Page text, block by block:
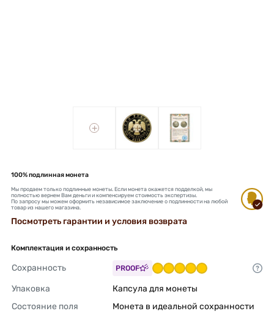
+ +
100% подлинная монета
Мы продаем только подлинные монеты. Если монета окажется подделкой, мы
полностью вернем Вам деньги и компенсируем стоимость экспертизы.
По запросу мы можем оформить независимое заключение о подлинности на любой
товар из нашего магазина.
Посмотреть гарантии и условия возврата
Комплектация и сохранность
Сохранность PROOF
Упаковка
Капсула для монеты
Состояние поля
Монета в идеальной сохранности